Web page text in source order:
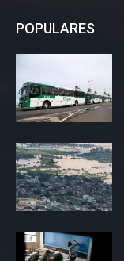
POPULARES